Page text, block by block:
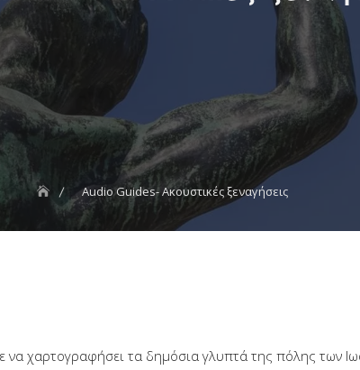
Audio Guides- Ακουστικές ξεναγήσεις
χαρτογραφήσει τα δημόσια γλυπτά της πόλης των